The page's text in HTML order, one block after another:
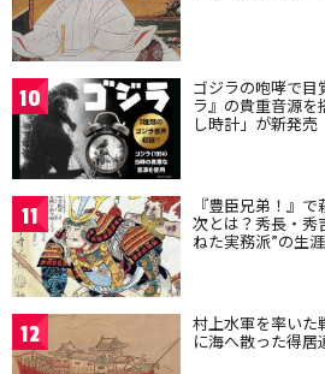
10 ゴジラの咆哮で
ラ』の貴重音源を
し時計」が新発売
11 『豊臣兄弟！』
次とは？秀長・秀
ねた実務派”の生涯
12 村上水軍を率いた
に海へ散った得